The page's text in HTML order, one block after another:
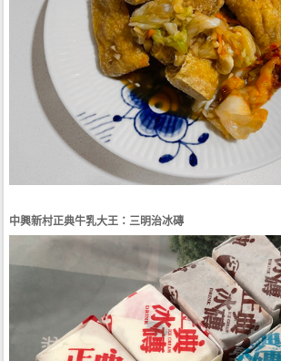
中興新村正典牛乳大王：三明治冰磚